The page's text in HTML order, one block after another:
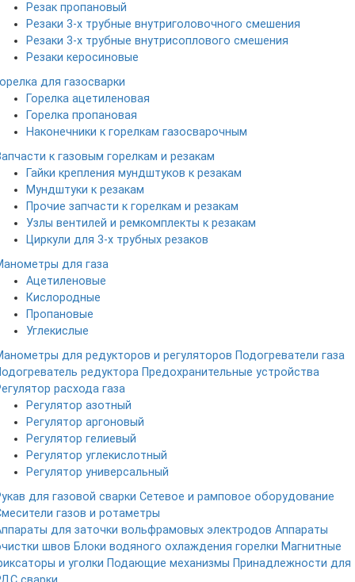
Резак пропановый
Резаки 3-х трубные внутриголовочного смешения
Резаки 3-х трубные внутрисоплового смешения
Резаки керосиновые
для газосварки
Горелка ацетиленовая
Горелка пропановая
Наконечники к горелкам газосварочным
к газовым горелкам и резакам
Гайки крепления мундштуков к резакам
Мундштуки к резакам
Прочие запчасти к горелкам и резакам
Узлы вентилей и ремкомплекты к резакам
Циркули для 3-х трубных резаков
для газа
Ацетиленовые
Кислородные
Пропановые
Углекислые
для редукторов и регуляторов Подогреватели газа
редуктора Предохранительные устройства
расхода газа
Регулятор азотный
Регулятор аргоновый
Регулятор гелиевый
Регулятор углекислотный
Регулятор универсальный
для газовой сварки Сетевое и рамповое оборудование
газов и ротаметры
для заточки вольфрамовых электродов Аппараты
швов Блоки водяного охлаждения горелки Магнитные
и уголки Подающие механизмы Принадлежности для